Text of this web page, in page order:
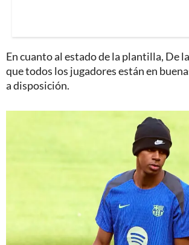
En cuanto al estado de la plantilla, De
que todos los jugadores están en
a disposición.